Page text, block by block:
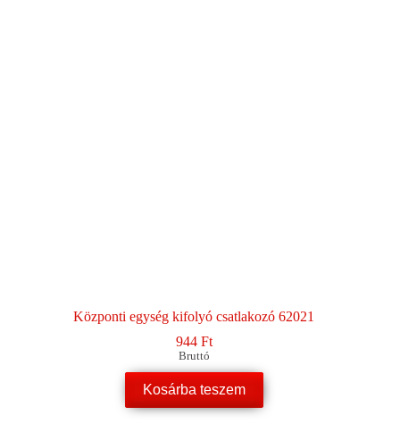
Központi egység kifolyó csatlakozó 62021
944 Ft
Bruttó
Kosárba teszem